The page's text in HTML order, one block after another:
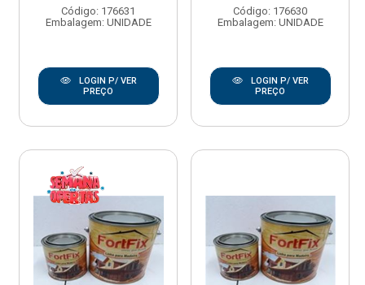
Código: 176631
Embalagem: UNIDADE
LOGIN P/ VER
PREÇO
Código: 176630
Embalagem: UNIDADE
LOGIN P/ VER
PREÇO